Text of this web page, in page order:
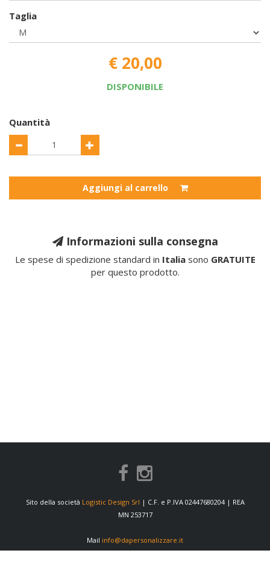
Taglia
€ 20,00
DISPONIBILE
Quantità
Aggiungi al carrello
Informazioni sulla consegna
Le spese di spedizione standard in Italiasono GRATUITE
per questo prodotto.
Sito della società Logistic Design Srl | C.F. e P.IVA 02447680204 | REA
MN 253717
Mail info@dapersonalizzare.it